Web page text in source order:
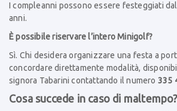
I compleanni possono essere festeggiati
anni.
È possibile riservare l’intero Minigolf?
Sì. Chi desidera organizzare una festa a
concordare direttamente modalità,
signora Tabarini contattando il numero 335
Cosa succede in caso di maltempo?